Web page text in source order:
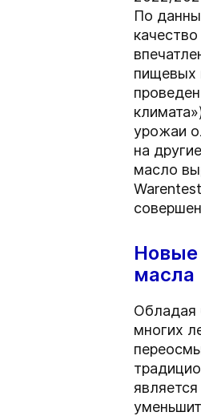
По
пищевых
урожаи
на
масло
Новые
масла
Обладая
многих